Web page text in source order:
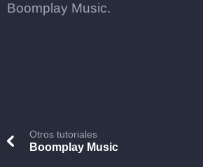
Boomplay Music.
Otros tutoriales
Boomplay Music